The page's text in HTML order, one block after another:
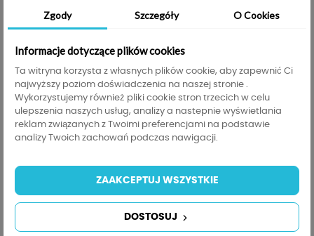
Nadruk wykonany folią flex - charakteruzuję się
ona tym iż jest bezpieczna dla dziecka w
Serdecznie zachęcamy do zakupu.
100% bawełna z wiodącym certyfikatem OEKO-
TEX® Standard 100, aby Twoje dziecko było w
pełni bezpieczne.
produkcji body nie będą uczulać ani szkodzić
naszemu zdrowiu
Zgody Szczegóły O Cookies
Informacje dotyczące plików cookies
Ta witryna korzysta z własnych plików cookie, aby zapewnić Ci
najwyższy poziom doświadczenia na naszej stronie .
Wykorzystujemy również pliki cookie stron trzecich w celu
ulepszenia naszych usług, analizy a nastepnie wyświetlania
reklam związanych z Twoimi preferencjami na podstawie
analizy Twoich zachowań podczas nawigacji.
DOSTOSUJ
ZAAKCEPTUJ WSZYSTKIE